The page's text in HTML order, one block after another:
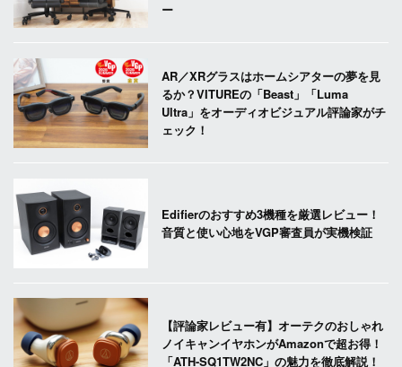
ー
AR／XRグラスはホームシアターの夢を見
るか？VITUREの「Beast」「Luma
Ultra」をオーディオビジュアル評論家がチ
ェック！
Edifierのおすすめ3機種を厳選レビュー！
音質と使い心地をVGP審査員が実機検証
【評論家レビュー有】オーテクのおしゃれ
ノイキャンイヤホンがAmazonで超お得！
「ATH-SQ1TW2NC」の魅力を徹底解説！